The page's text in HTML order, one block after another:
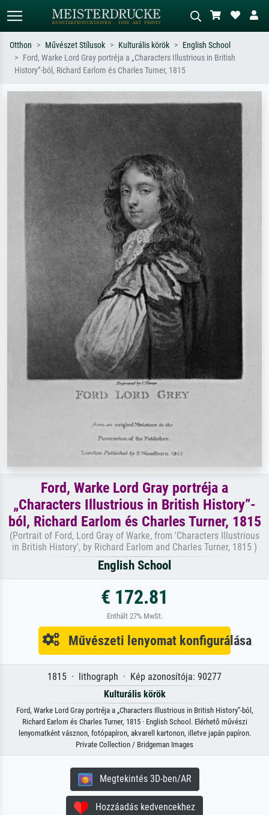
Alap keresés
impresszionizmus, Hokusai-hullám,
piros absztrakt, sötét olajkép, álló akt
Otthon Művészet Stílusok Kulturális körök
English School
Ford, Warke Lord Gray portréja a „Characters Illustrious in British
History”-ból, Richard Earlom és Charles Turner, 1815
Ford, Warke Lord Gray portréja a
„Characters Illustrious in British History”-
ból, Richard Earlom és Charles Turner, 1815
(Portrait of Ford, Lord Gray of Warke, from 'Characters Illustrious
in British History', by Richard Earlom and Charles Turner, 1815 )
English School
€ 172.81
Enthält 27% MwSt.
Művészeti lenyomat konfigurálása
1815 · lithograph · Kép azonosítója: 90277
Kulturális körök
Ford, Warke Lord Gray portréja a „Characters Illustrious in British History”-ból,
Richard Earlom és Charles Turner, 1815 · English School. Elérhető művészi
lenyomatként vásznon, fotópapíron, akvarell kartonon, illetve japán papíron.
Private Collection / Bridgeman Images
Megtekintés 3D-ben/AR
Hozzáadás kedvencekhez